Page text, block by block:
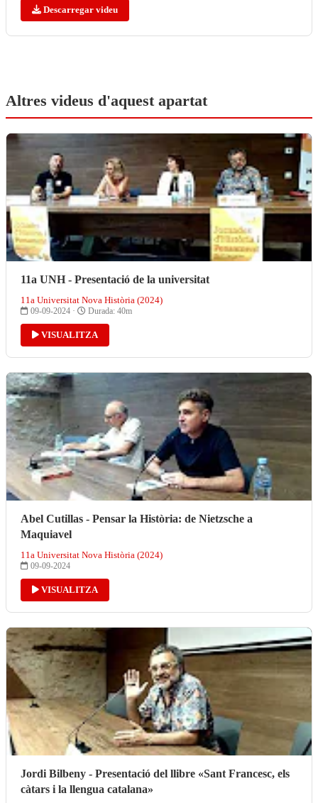
Descarregar videu
Altres videus d'aquest apartat
11a UNH - Presentació de la universitat
11a Universitat Nova Història (2024)
09-09-2024 · Durada: 40m
VISUALITZA
Abel Cutillas - Pensar la Història: de Nietzsche a
Maquiavel
11a Universitat Nova Història (2024)
09-09-2024
VISUALITZA
Jordi Bilbeny - Presentació del llibre «Sant Francesc, els
càtars i la llengua catalana»